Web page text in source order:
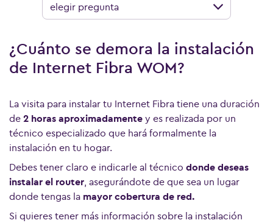
¿Cuánto se demora la instalación
de Internet Fibra WOM?
La visita para instalar tu Internet Fibra tiene una duración
de 2 horas aproximadamente y es realizada por un
técnico especializado que hará formalmente la
instalación en tu hogar.
Debes tener claro e indicarle al técnico donde deseas
instalar el router, asegurándote de que sea un lugar
donde tengas la mayor cobertura de red.
Si quieres tener más información sobre la instalación
elegir pregunta
Ver más preguntas